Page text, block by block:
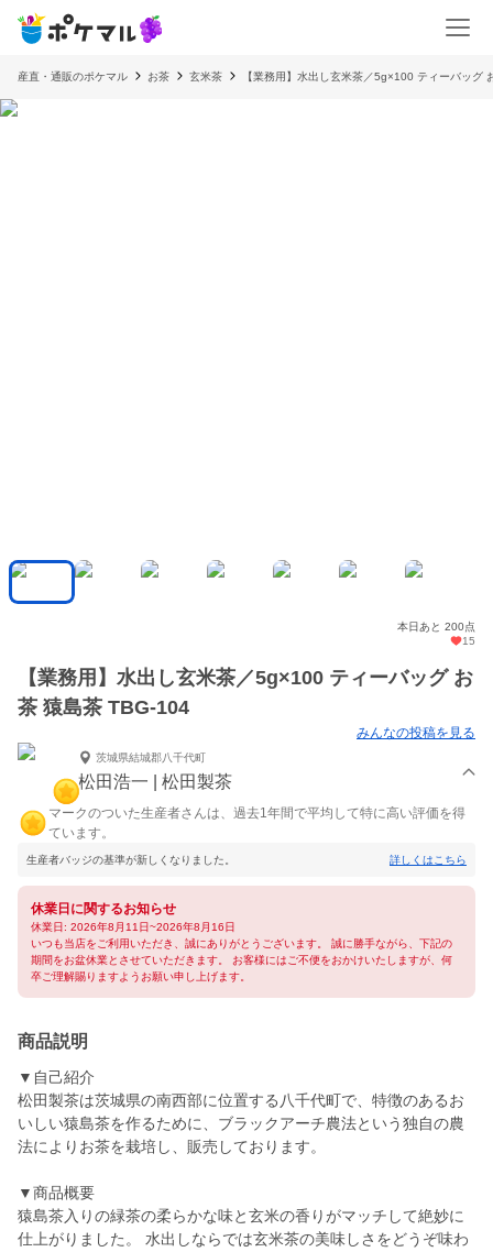
産直・通販のポケマル お茶 玄米茶 【業務用】水出し玄米茶／5g×100 ティーバッグ
本日あと 200点
15
【業務用】水出し玄米茶／5g×100 ティーバッグ お
茶 猿島茶 TBG-104
みんなの投稿を見る
茨城県結城郡八千代町
松田浩一 | 松田製茶
マークのついた生産者さんは、過去1年間で平均して特に高い評価を得
ています。
生産者バッジの基準が新しくなりました。 詳しくはこちら
休業日に関するお知らせ
休業日: 2026年8月11日~2026年8月16日
いつも当店をご利用いただき、誠にありがとうございます。 誠に勝手ながら、下記の
期間をお盆休業とさせていただきます。 お客様にはご不便をおかけいたしますが、何
卒ご理解賜りますようお願い申し上げます。
商品説明
▼自己紹介
松田製茶は茨城県の南西部に位置する八千代町で、特徴のあるお
いしい猿島茶を作るために、ブラックアーチ農法という独自の農
法によりお茶を栽培し、販売しております。
▼商品概要
猿島茶入りの緑茶の柔らかな味と玄米の香りがマッチして絶妙に
仕上がりました。 水出しならでは玄米茶の美味しさをどうぞ味わ